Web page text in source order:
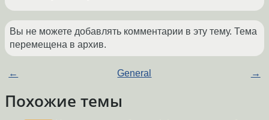
Вы не можете добавлять комментарии в эту тему. Тема
перемещена в архив.
← General →
Похожие темы